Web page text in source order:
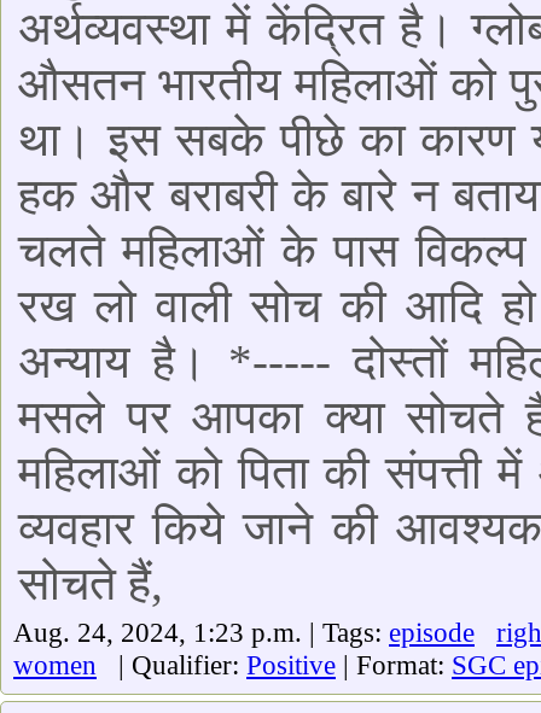
अर्थव्यवस्था में केंद्रित है।
औसतन भारतीय महिलाओं को
था। इस सबके पीछे का कारण
हक और बराबरी के बारे न
चलते महिलाओं के पास
रख लो वाली सोच की आदि
अन्याय है। *----- दोस्तों
मसले पर आपका क्या सोचते
महिलाओं को पिता की
व्यवहार किये जाने की
सोचते हैं,
Aug. 24, 2024, 1:23 p.m. | Tags: episode
women | Qualifier: Positive | Format: SGC